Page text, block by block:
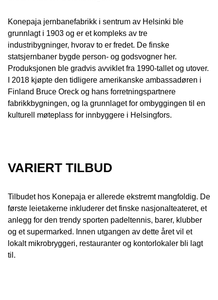
Konepaja jernbanefabrikk i sentrum av Helsinki ble
grunnlagt i 1903 og er et kompleks av tre
industribygninger, hvorav to er fredet. De finske
statsjernbaner bygde person- og godsvogner her.
Produksjonen ble gradvis avviklet fra 1990-tallet og utover.
I 2018 kjøpte den tidligere amerikanske ambassadøren i
Finland Bruce Oreck og hans forretningspartnere
fabrikkbygningen, og la grunnlaget for ombyggingen til en
kulturell møteplass for innbyggere i Helsingfors.
VARIERT TILBUD
Tilbudet hos Konepaja er allerede ekstremt mangfoldig. De
første leietakerne inkluderer det finske nasjonalteateret, et
anlegg for den trendy sporten padeltennis, barer, klubber
og et supermarked. Innen utgangen av dette året vil et
lokalt mikrobryggeri, restauranter og kontorlokaler bli lagt
til.